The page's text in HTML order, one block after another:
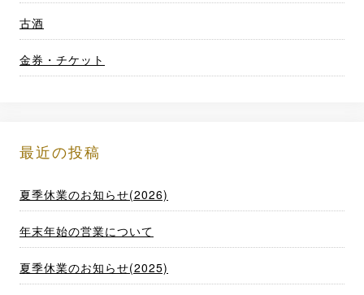
古酒
金券・チケット
最近の投稿
夏季休業のお知らせ(2026)
年末年始の営業について
夏季休業のお知らせ(2025)